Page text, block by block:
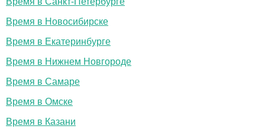
Время в Новосибирске
Время в Екатеринбурге
Время в Нижнем Новгороде
Время в Самаре
Время в Омске
Время в Казани